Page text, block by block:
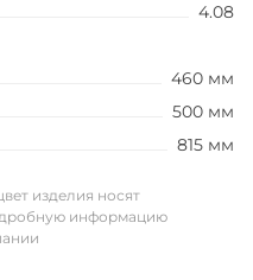
4.08
460 мм
500 мм
815 мм
изделия носят
информацию